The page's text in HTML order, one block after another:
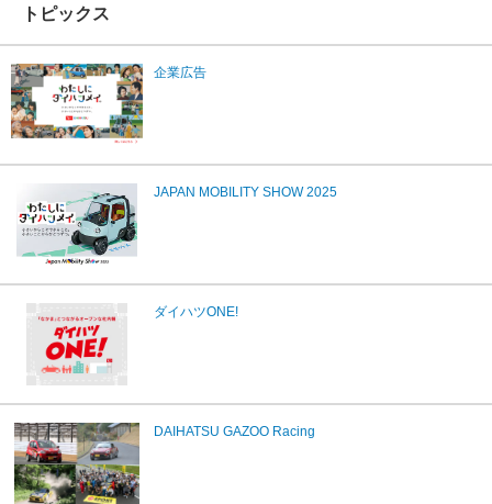
トピックス
企業広告
JAPAN MOBILITY SHOW 2025
ダイハツONE!
DAIHATSU GAZOO Racing